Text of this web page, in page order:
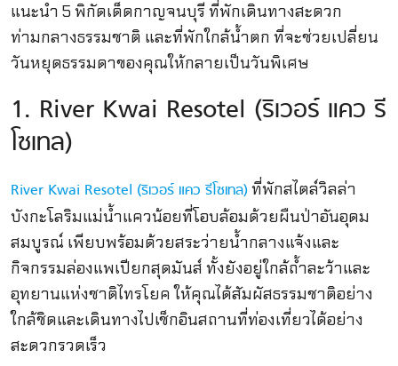
แนะนำ 5 พิกัดเด็ดกาญจนบุรี ที่พักเดินทางสะดวก
ท่ามกลางธรรมชาติ และที่พักใกล้น้ำตก ที่จะช่วยเปลี่ยน
วันหยุดธรรมดาของคุณให้กลายเป็นวันพิเศษ
1. River Kwai Resotel (ริเวอร์ แคว รี
โซเทล)
River Kwai Resotel (ริเวอร์ แคว รีโซเทล)ที่พักสไตล์วิลล่า
บังกะโลริมแม่น้ำแควน้อยที่โอบล้อมด้วยผืนป่าอันอุดม
สมบูรณ์ เพียบพร้อมด้วยสระว่ายน้ำกลางแจ้งและ
กิจกรรมล่องแพเปียกสุดมันส์ ทั้งยังอยู่ใกล้ถ้ำละว้าและ
อุทยานแห่งชาติไทรโยค ให้คุณได้สัมผัสธรรมชาติอย่าง
ใกล้ชิดและเดินทางไปเช็กอินสถานที่ท่องเที่ยวได้อย่าง
สะดวกรวดเร็ว